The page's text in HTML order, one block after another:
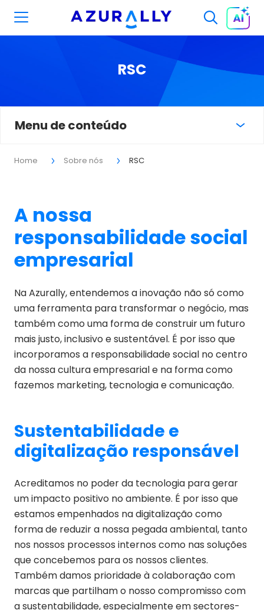
RSC
Home Sobre nós RSC
Menu de conteúdo
A nossa
responsabilidade social
empresarial
Na Azurally, entendemos a inovação não só como
uma ferramenta para transformar o negócio, mas
também como uma forma de construir um futuro
mais justo, inclusivo e sustentável. É por isso que
incorporamos a responsabilidade social no centro
da nossa cultura empresarial e na forma como
fazemos marketing, tecnologia e comunicação.
Sustentabilidade e
digitalização responsável
Acreditamos no poder da tecnologia para gerar
um impacto positivo no ambiente. É por isso que
estamos empenhados na digitalização como
forma de reduzir a nossa pegada ambiental, tanto
nos nossos processos internos como nas soluções
que concebemos para os nossos clientes.
Também damos prioridade à colaboração com
marcas que partilham o nosso compromisso com
a sustentabilidade, especialmente em sectores-